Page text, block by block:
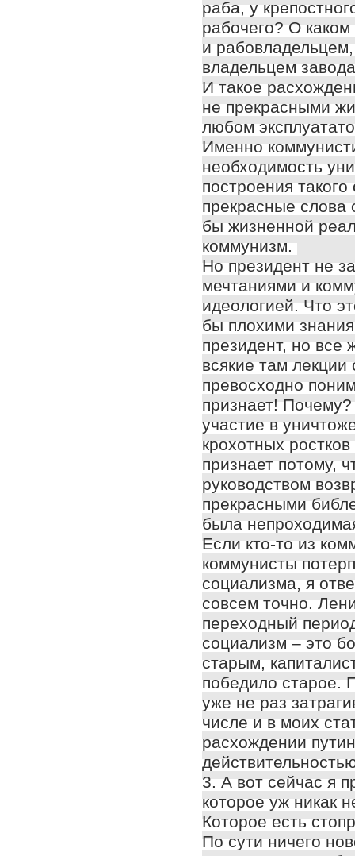
раба, у
рабочего? О
и
владельцем
И такое
не прекрасными
любом
Именно
необходимость
построения
прекрасные слова
бы жизненной
коммунизм.
Но президент не
мечтаниями и
идеологией. Что
бы плохими
президент, но все
всякие там
превосходно
признает!
участие в
крохотных
признает потому,
руководством
прекрасными
была
Если кто-то из
коммунисты
социализма, я
совсем точно.
переходный
социализм – это
старым,
победило старое.
уже не раз
числе и в моих
расхождении
3. А вот сейчас я
которое уж никак
Которое есть
По сути ничего